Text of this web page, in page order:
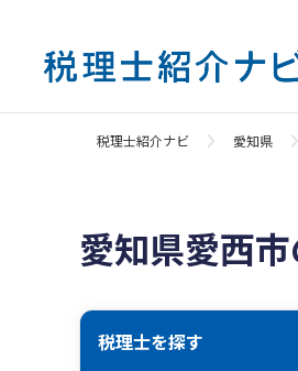
税理士紹介ナビ 愛知県
愛知県愛西
税理士を探す